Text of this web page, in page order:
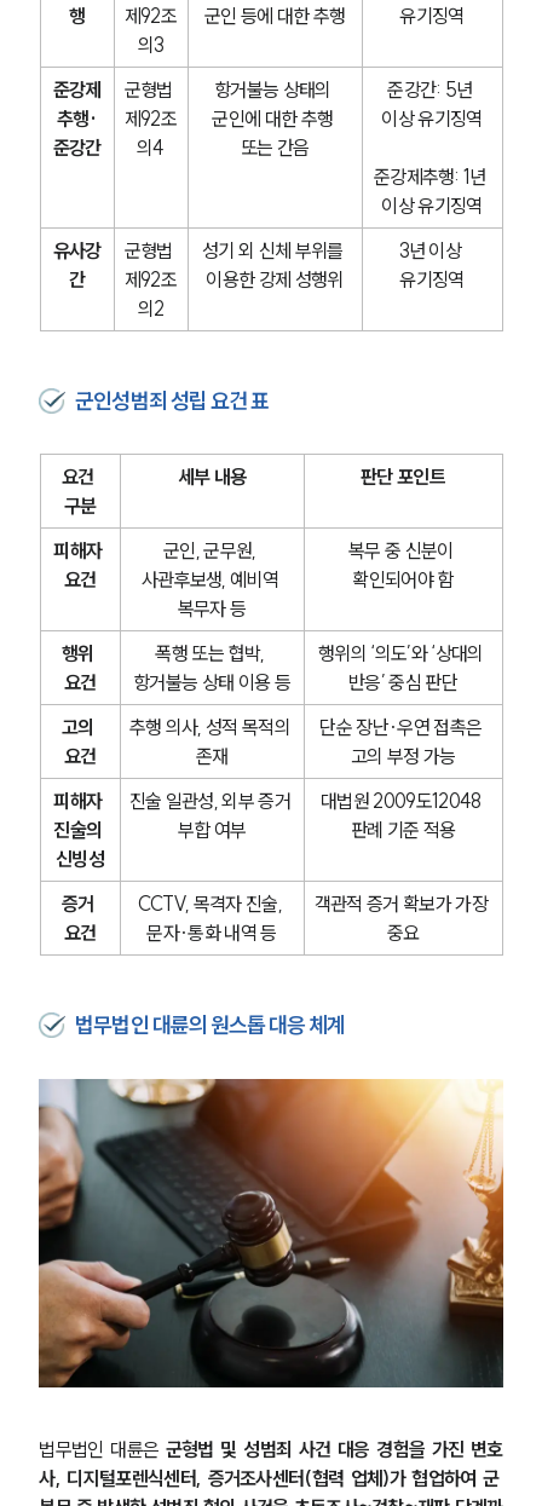
팀소개
팀소개
대륜의 강점
오시는 길
글로벌 파트너 로펌
AI대륜
행
제92조
의3
군인 등에 대한 추행
유기징역
준강제
추행·
준강간
군형법
제92조
의4
항거불능 상태의
군인에 대한 추행
또는 간음
준강간: 5년
이상 유기징역
준강제추행: 1년
이상 유기징역
유사강
간
군형법
제92조
의2
성기 외 신체 부위를
이용한 강제 성행위
3년 이상
유기징역
군인성범죄 성립 요건 표
요건
구분
세부 내용 판단 포인트
피해자
요건
군인, 군무원,
사관후보생, 예비역
복무자 등
복무 중 신분이
확인되어야 함
행위
요건
폭행 또는 협박,
항거불능 상태 이용 등
행위의 ‘의도’와 ‘상대의
반응’ 중심 판단
고의
요건
추행 의사, 성적 목적의
존재
단순 장난·우연 접촉은
고의 부정 가능
피해자
진술의
신빙성
진술 일관성, 외부 증거
부합 여부
대법원 2009도12048
판례 기준 적용
증거
요건
CCTV, 목격자 진술,
문자·통화 내역 등
객관적 증거 확보가 가장
중요
법무법인 대륜의 원스톱 대응 체계
법무법인 대륜은 군형법 및 성범죄 사건 대응 경험을 가진 변호
사, 디지털포렌식센터, 증거조사센터(협력 업체)가 협업하여 군